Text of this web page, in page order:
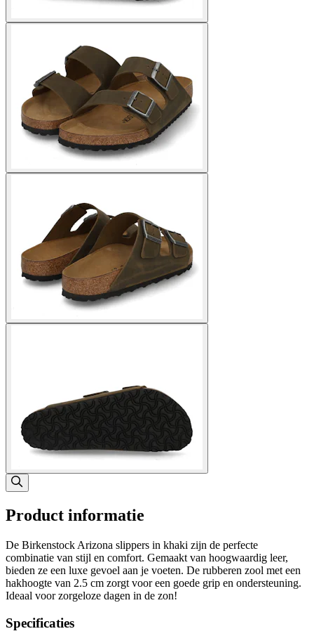
Product informatie
De Birkenstock Arizona slippers in khaki zijn de perfecte
combinatie van stijl en comfort. Gemaakt van hoogwaardig leer,
bieden ze een luxe gevoel aan je voeten. De rubberen zool met een
hakhoogte van 2.5 cm zorgt voor een goede grip en ondersteuning.
Ideaal voor zorgeloze dagen in de zon!
Specificaties